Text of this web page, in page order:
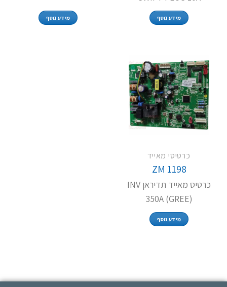
מידע נוסף מידע נוסף
כרטיסי מאייד
ZM 1198
כרטיס מאייד תדיראן INV
350A (GREE)
מידע נוסף